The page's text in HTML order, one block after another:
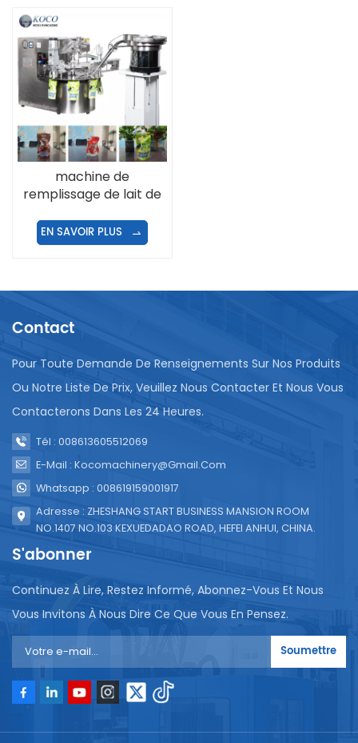
machine de
remplissage de lait de
EN SAVOIR PLUS
Contact
Pour Toute Demande De Renseignements Sur Nos Produits
Ou Notre Liste De Prix, Veuillez Nous Contacter Et Nous Vous
Contacterons Dans Les 24 Heures.
Tél : 008613605512069
E-Mail : Kocomachinery@gmail.com
Whatsapp : 008619159001917
Adresse : ZHESHANG START BUSINESS MANSION ROOM
NO.1407 NO.103 KEXUEDADAO ROAD, HEFEI ANHUI, CHINA.
S'abonner
Continuez À Lire, Restez Informé, Abonnez-Vous Et Nous
Vous Invitons À Nous Dire Ce Que Vous En Pensez.
Soumettre